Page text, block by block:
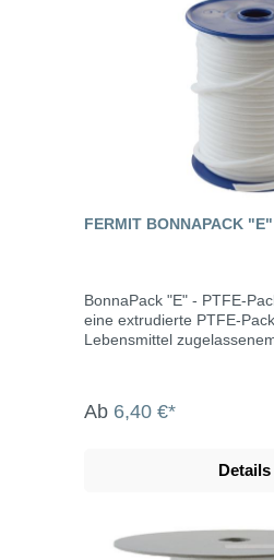
FERMIT BONNAPACK "E"
BonnaPack "E" - PTFE-
eine extrudierte PTFE-
Lebensmittel
Eigenschaften silikonfrei universell einsetzbar
Chemikalienbeständigkeit
Ab 6,40 €*
Details